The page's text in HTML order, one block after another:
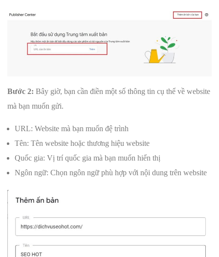
Bước 2: Bây giờ, bạn cần điền một số thông tin cụ thể về website
mà bạn muốn gửi.
URL: Website mà bạn muốn đệ trình
Tên: Tên website hoặc thương hiệu website
Quốc gia: Vị trí quốc gia mà bạn muốn hiển thị
Ngôn ngữ: Chọn ngôn ngữ phù hợp với nội dung trên website